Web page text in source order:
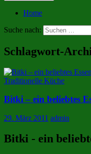
Home
Suche nach:
Schlagwort-
Traditionelle Küche
Bitki – ein beliebtes
29. März 2011 admin
Bitki - ein